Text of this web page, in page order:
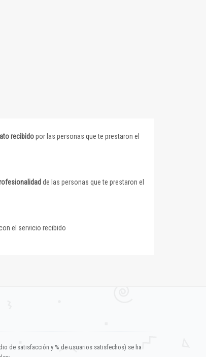
recibidopor las personas que te prestaron el
de las personas que te prestaron el
el servicio recibido
de satisfacción y % de usuarios satisfechos) se ha